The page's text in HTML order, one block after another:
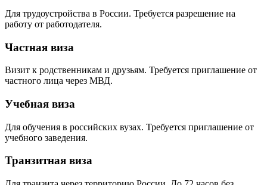
Для трудоустройства в России. Требуется разрешение на
работу от работодателя.
Частная виза
Визит к родственникам и друзьям. Требуется приглашение от
частного лица через МВД.
Учебная виза
Для обучения в российских вузах. Требуется приглашение от
учебного заведения.
Транзитная виза